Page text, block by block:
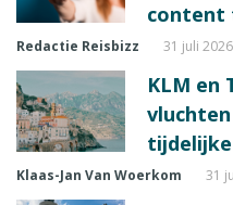
content
Redactie Reisbizz 31 juli 2026
KLM en
Klaas-Jan Van Woerkom 31